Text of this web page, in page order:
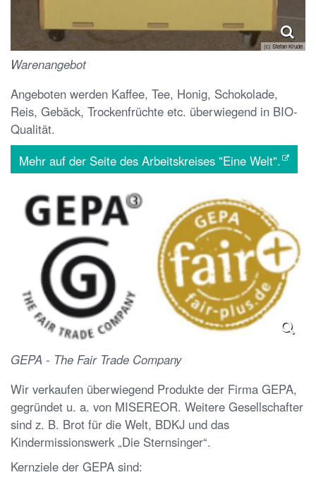
(c) Stefan Krude
Warenangebot
Angeboten werden Kaffee, Tee, Honig, Schokolade,
Reis, Gebäck, Trockenfrüchte etc. überwiegend in BIO-
Qualität.
Mehr auf der Seite des Arbeitskreises "Eine Welt".
GEPA - The Fair Trade Company
Wir verkaufen überwiegend Produkte der Firma GEPA,
gegründet u. a. von MISEREOR. Weitere Gesellschafter
sind z. B. Brot für die Welt, BDKJ und das
Kindermissionswerk „Die Sternsinger“.
Kernziele der GEPA sind: